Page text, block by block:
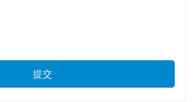
提交